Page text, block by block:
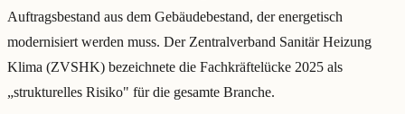
Auftragsbestand aus dem Gebäudebestand, der energetisch
modernisiert werden muss. Der Zentralverband Sanitär Heizung
Klima (ZVSHK) bezeichnete die Fachkräftelücke 2025 als
„strukturelles Risiko" für die gesamte Branche.